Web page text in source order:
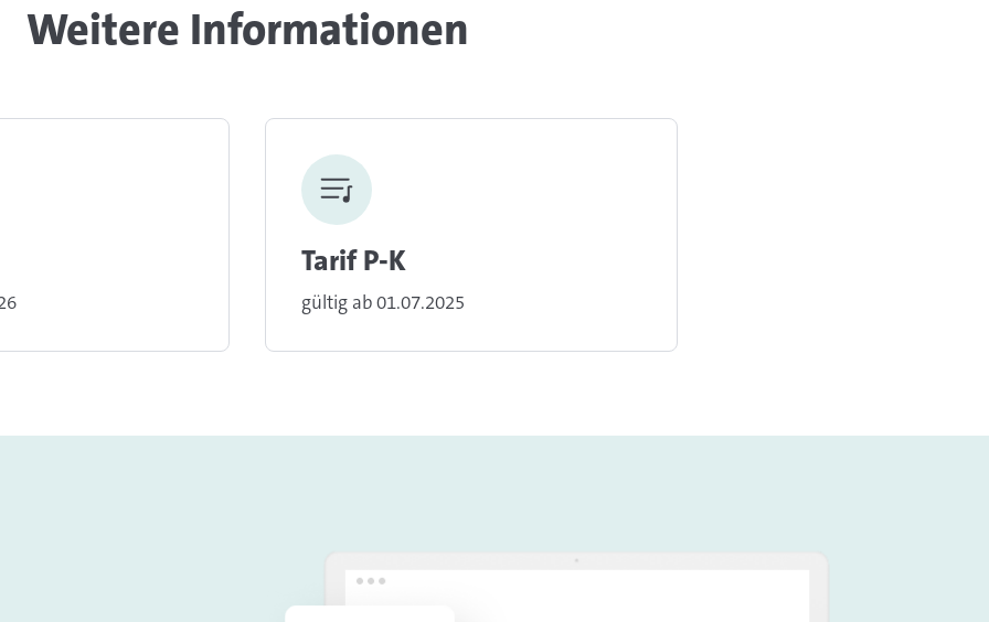
Weitere Informationen
Tarif P-K
gültig ab 01.07.2025